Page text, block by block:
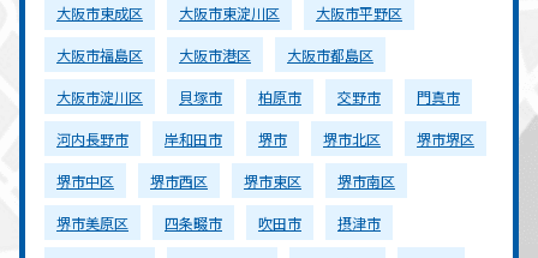
大阪市東成区 大阪市東淀川区 大阪市平野区
大阪市福島区 大阪市港区 大阪市都島区
大阪市淀川区 貝塚市 柏原市 交野市 門真市
河内長野市 岸和田市 堺市 堺市北区 堺市堺区
堺市中区 堺市西区 堺市東区 堺市南区
堺市美原区 四条畷市 吹田市 摂津市